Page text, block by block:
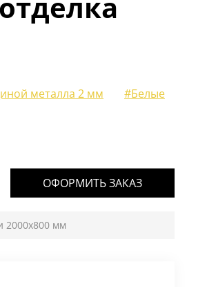
металла 2 мм #Белые
ОФОРМИТЬ ЗАКАЗ
2000х800 мм